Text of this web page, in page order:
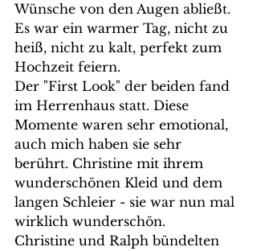
Wünsche von den Augen abließt.
Es war ein warmer Tag, nicht zu
heiß, nicht zu kalt, perfekt zum
Hochzeit feiern.
Der "First Look" der beiden fand
im Herrenhaus statt. Diese
Momente waren sehr emotional,
auch mich haben sie sehr
berührt. Christine mit ihrem
wunderschönen Kleid und dem
langen Schleier - sie war nun mal
wirklich wunderschön.
Christine und Ralph bündelten